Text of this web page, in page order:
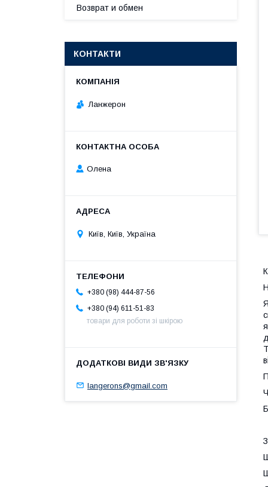
Возврат и обмен
КОНТАКТИ
Ланжерон
Олена
Київ, Київ, Україна
+380 (98) 444-87-56
+380 (94) 611-51-83
товари для роботи зі шкірою
langerons@gmail.com